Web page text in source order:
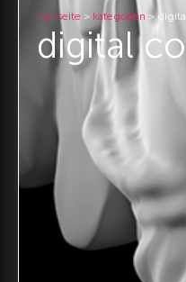
startseite > kategorien >
digital